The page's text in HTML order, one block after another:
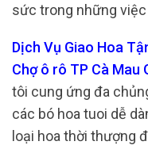
sức trong những
Dịch Vụ Giao Hoa
Chợ ô rô TP Cà Mau
tôi cung ứng đa
các bó hoa tuoi dễ
loại hoa thời thượng